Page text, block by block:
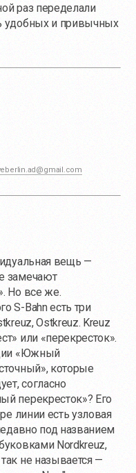
раз переделали
удобных и привычных
вещь —
замечают
Но все же.
S-Bahn есть три
Ostkreuz. Kreuz
или «перекресток».
«Южный
которые
согласно
перекресток»? Его
линии есть узловая
под названием
Nordkreuz,
не называется —